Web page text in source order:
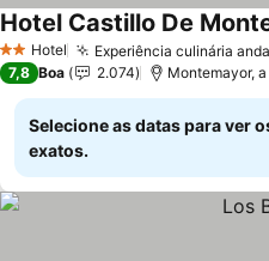
2 Estrelas
Hotel Experiência culinária
Hotel Castillo De
7,8 Boa 2.074 Montemayor,
Selecione as datas para ver
exatos.